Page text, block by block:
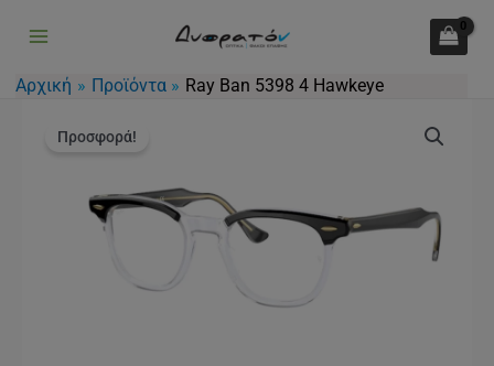
περιεχόμενο
Αρχική Προϊόντα Ray Ban 5398 4 Hawkeye
Προσφορά!price
140.00€.είναι:
105.00€.
4
ποσότητα